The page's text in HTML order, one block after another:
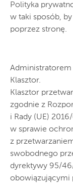
Polityka
w taki sposób,
poprzez stronę.
Klasztor.
Klasztor
zgodnie z
i Rady (UE)
w sprawie
z
swobodnego
dyrektywy 95/
obowiązującymi